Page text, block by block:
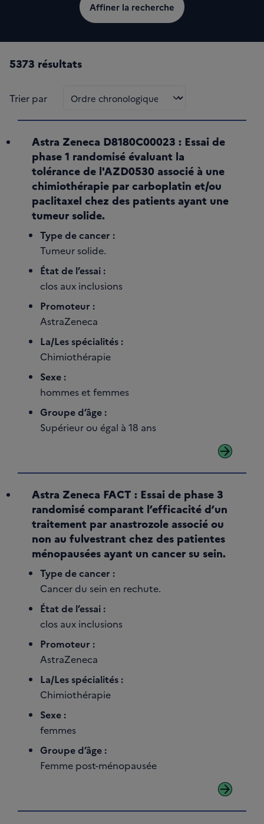
Affiner la recherche
5373 résultats
Trier par
Astra Zeneca D8180C00023 : Essai de
phase 1 randomisé évaluant la
tolérance de l'AZD0530 associé à une
chimiothérapie par carboplatin et/ou
paclitaxel chez des patients ayant une
tumeur solide.
Type de cancer :
Tumeur solide.
État de l’essai :
clos aux inclusions
Promoteur :
AstraZeneca
La/Les spécialités :
Chimiothérapie
Sexe :
hommes et femmes
Groupe d’âge :
Supérieur ou égal à 18 ans
arrow_forward
Astra Zeneca FACT : Essai de phase 3
randomisé comparant l’efficacité d’un
traitement par anastrozole associé ou
non au fulvestrant chez des patientes
ménopausées ayant un cancer su sein.
Type de cancer :
Cancer du sein en rechute.
État de l’essai :
clos aux inclusions
Promoteur :
AstraZeneca
La/Les spécialités :
Chimiothérapie
Sexe :
femmes
Groupe d’âge :
Femme post-ménopausée
arrow_forward